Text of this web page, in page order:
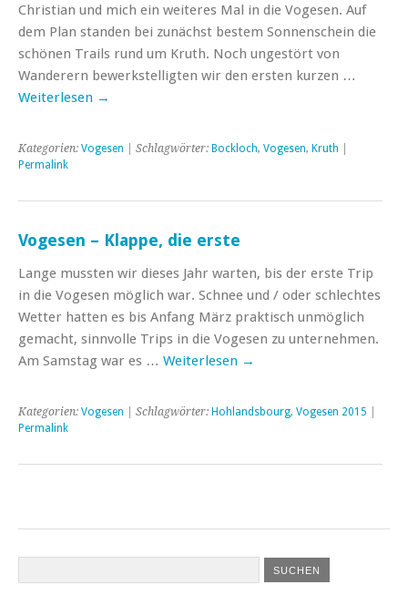
Christian und mich ein weiteres Mal in die Vogesen. Auf
dem Plan standen bei zunächst bestem Sonnenschein die
schönen Trails rund um Kruth. Noch ungestört von
Wanderern bewerkstelligten wir den ersten kurzen …
Weiterlesen →
Kategorien: Vogesen | Schlagwörter: Bockloch, Vogesen, Kruth
Permalink
Vogesen – Klappe, die erste
Lange mussten wir dieses Jahr warten, bis der erste Trip
in die Vogesen möglich war. Schnee und / oder schlechtes
Wetter hatten es bis Anfang März praktisch unmöglich
gemacht, sinnvolle Trips in die Vogesen zu unternehmen.
Am Samstag war es … Weiterlesen →
Kategorien: Vogesen | Schlagwörter: Hohlandsbourg, Vogesen 2015
Permalink